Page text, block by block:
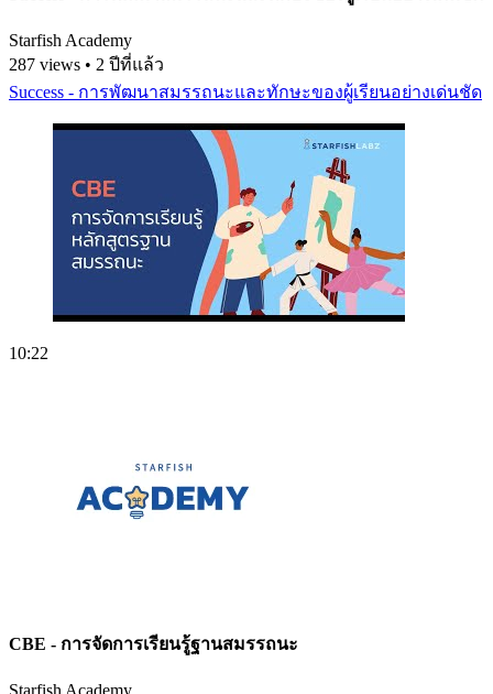
Starfish Academy
287 views • 2 ปีที่แล้ว
Success - การพัฒนาสมรรถนะและทักษะของผู้เรียนอย่างเด่นชัด
10:22
CBE - การจัดการเรียนรู้ฐานสมรรถนะ
Starfish Academy